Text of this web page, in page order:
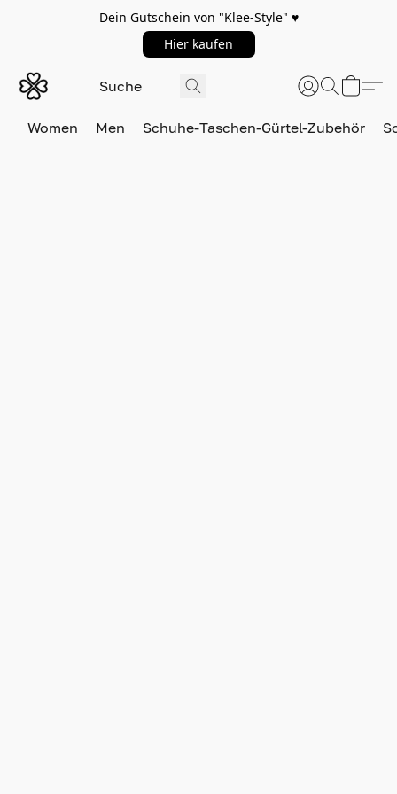
Dein Gutschein von "Klee-Style" ♥️
Hier kaufen
Women Men Schuhe-Taschen-Gürtel-Zubehör